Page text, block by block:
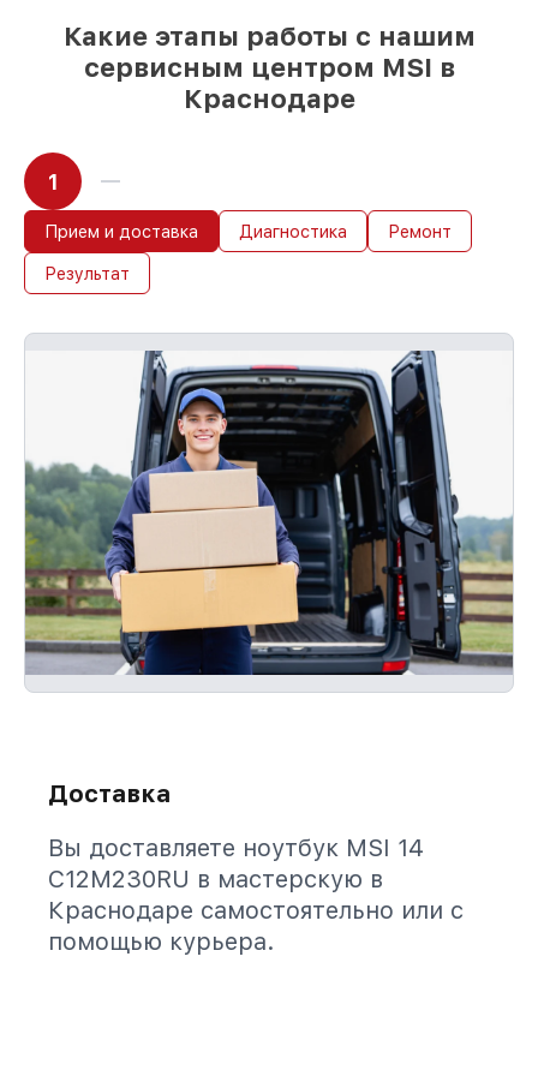
условии, что обслуживание началось
сразу
Какие этапы работы с нашим
сервисным центром MSI в
Краснодаре
1
Прием и доставка Диагностика Ремонт
Результат
Доставка
Вы доставляете ноутбук MSI 14
C12M230RU в мастерскую в
Краснодаре самостоятельно или с
помощью курьера.